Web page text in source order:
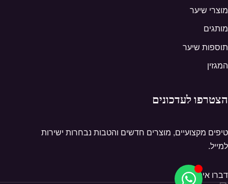
מוצרי שיער
מותגים
תוספות שיער
המגזין
הצטרפו לעדכונים
טיפים מקצועיים, מוצרים חדשים והטבות נבחרות ישירות
למייל.
דברו איתנו